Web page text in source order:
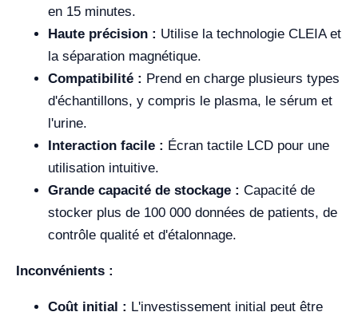
en 15 minutes.
Haute précision : Utilise la technologie CLEIA et
la séparation magnétique.
Compatibilité : Prend en charge plusieurs types
d'échantillons, y compris le plasma, le sérum et
l'urine.
Interaction facile : Écran tactile LCD pour une
utilisation intuitive.
Grande capacité de stockage : Capacité de
stocker plus de 100 000 données de patients, de
contrôle qualité et d'étalonnage.
Inconvénients :
Coût initial : L'investissement initial peut être